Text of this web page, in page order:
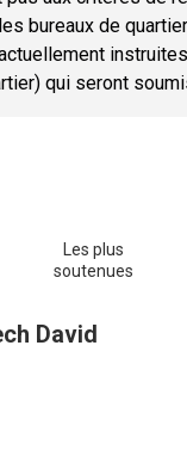
bureaux de
qui seront
Les plus
soutenues
David